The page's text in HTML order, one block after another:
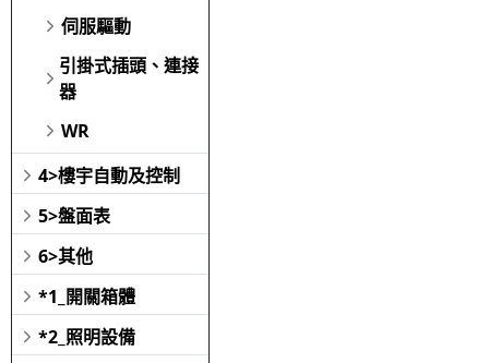
伺服驅動
引掛式插頭、連接
器
WR
4>樓宇自動及控制
5>盤面表
6>其他
*1_開關箱體
*2_照明設備